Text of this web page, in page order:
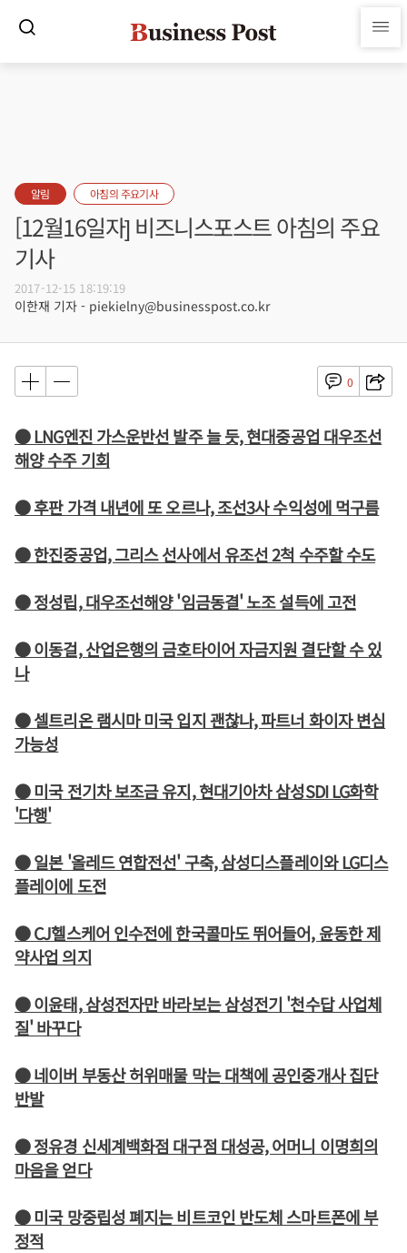
알림 아침의 주요기사
[12월16일자] 비즈니스포스트 아침의 주요
기사
2017-12-15 18:19:19
이한재 기자 - piekielny@businesspost.co.kr
0
● LNG엔진 가스운반선 발주 늘 듯, 현대중공업 대우조선
해양 수주 기회
● 후판 가격 내년에 또 오르나, 조선3사 수익성에 먹구름
● 한진중공업, 그리스 선사에서 유조선 2척 수주할 수도
● 정성립, 대우조선해양 '임금동결' 노조 설득에 고전
● 이동걸, 산업은행의 금호타이어 자금지원 결단할 수 있
나
● 셀트리온 램시마 미국 입지 괜찮나, 파트너 화이자 변심
가능성
● 미국 전기차 보조금 유지, 현대기아차 삼성SDI LG화학
'다행'
● 일본 '올레드 연합전선' 구축, 삼성디스플레이와 LG디스
플레이에 도전
● CJ헬스케어 인수전에 한국콜마도 뛰어들어, 윤동한 제
약사업 의지
● 이윤태, 삼성전자만 바라보는 삼성전기 '천수답 사업체
질' 바꾸다
● 네이버 부동산 허위매물 막는 대책에 공인중개사 집단
반발
● 정유경 신세계백화점 대구점 대성공, 어머니 이명희의
마음을 얻다
● 미국 망중립성 폐지는 비트코인 반도체 스마트폰에 부
정적